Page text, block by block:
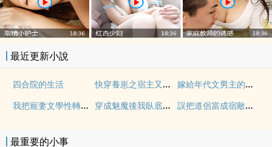
最近更新小說
四合院的生活 快穿養崽之宿主又被警告了
嫁給年代文男主的美嬌媳
我把寵妻文學性轉了[快穿]
穿成魅魔後我臥底成了教皇 誤把道侶當成宿敵後[重生]
最重要的小事